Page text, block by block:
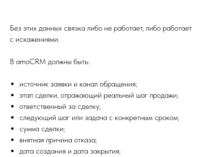
Без этих данных связка либо не работает, либо работает
с искажениями.
В amoCRM должны быть:
источник заявки и канал обращения;
этап сделки, отражающий реальный шаг продажи;
ответственный за сделку;
следующий шаг или задача с конкретным сроком;
сумма сделки;
внятная причина отказа;
дата создания и дата закрытия;